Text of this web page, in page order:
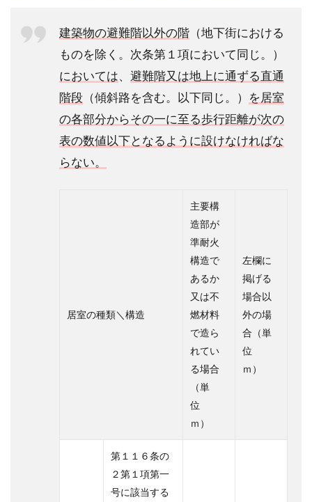
建築物の避難階以外の階 （地下街における
ものを除く。次条第１項において同じ。）
においては、 避難階又は地上に通ずる直通
階段 （傾斜路を含む。以下同じ。） を居室
の各部分からその一に至る歩行距離が次の
表の数値以下となるように設けなければな
らない。
居室の種類＼構造
主要構
造部が
準耐火
構造で
あるか
又は不
燃材料
で造ら
れてい
る場合
（単
位
ｍ）
左欄に
掲げる
場合以
外の場
合（単
位
ｍ）
第１１６条の
２第１項第一
号に該当する